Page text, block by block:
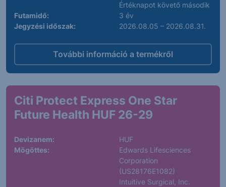
Értéknapot követő második
Futamidő:
3 év
Jegyzési időszak:
2026.08.05 – 2026.08.31.
További információ a termékről
Citi Protect Express One Star
Future Health HUF 26-29
Devizanem:
HUF
Mögöttes:
Edwards Lifesciences
Corporation
(US28176E1082)
Intuitive Surgical, Inc.